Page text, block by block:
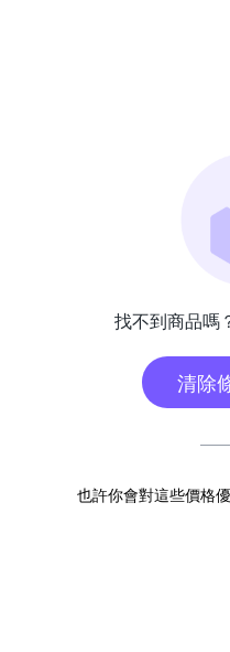
找不到商品嗎
清除
也許你會對這些價格